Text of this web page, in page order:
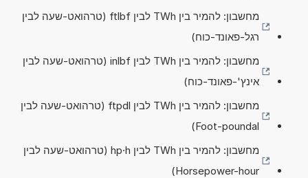
מחשבון: להמיר בין TWh לבין ftlbf (טרהואט-שעה לבין
רגל-פאונד-כוח)
מחשבון: להמיר בין TWh לבין inlbf (טרהואט-שעה לבין
אינץ'-פאונד-כוח)
מחשבון: להמיר בין TWh לבין ftpdl (טרהואט-שעה לבין
Foot-poundal)
מחשבון: להמיר בין TWh לבין hp·h (טרהואט-שעה לבין
Horsepower-hour)